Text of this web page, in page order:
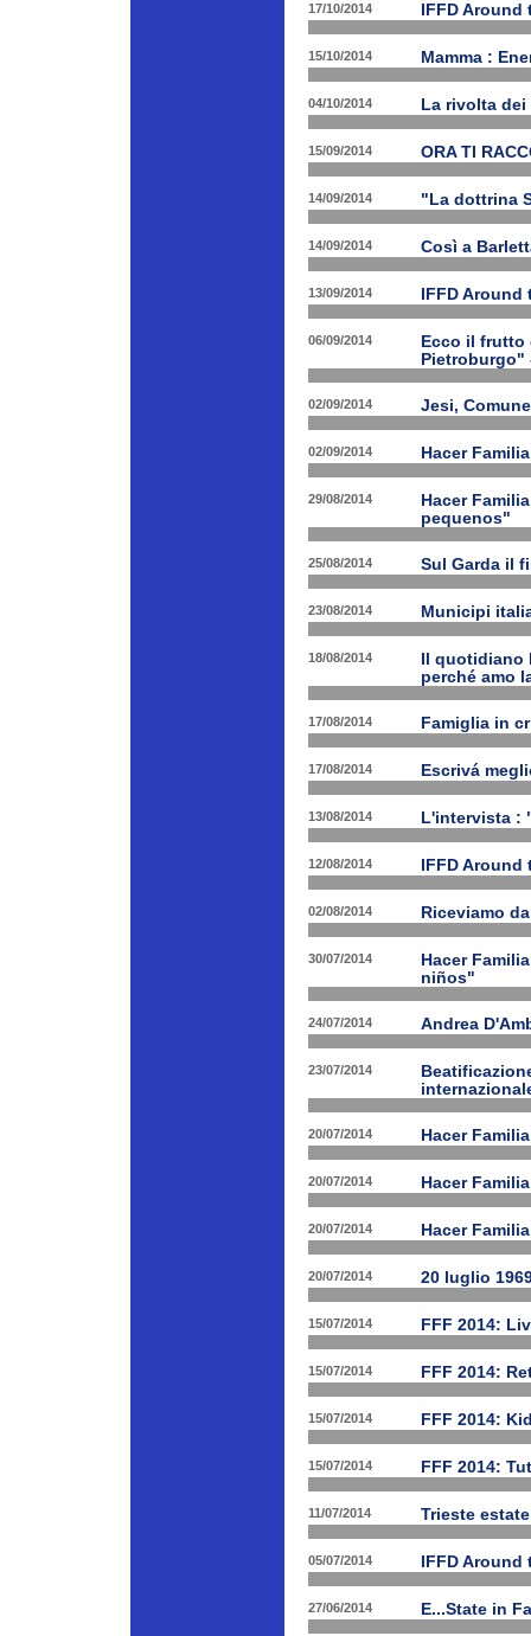
17/10/2014 IFFD
15/10/2014 Mamma :
04/10/2014 La rivolta
15/09/2014 ORA TI
14/09/2014 "La dottrina
14/09/2014 Così a
13/09/2014 IFFD
06/09/2014
Ecco il frutto
Pietroburgo"
02/09/2014 Jesi,
02/09/2014 Hacer
29/08/2014
Hacer
pequenos"
25/08/2014 Sul Garda il
23/08/2014 Municipi
18/08/2014
Il
perché amo
17/08/2014 Famiglia in
17/08/2014 Escrivá
13/08/2014 L'intervista :
12/08/2014 IFFD
02/08/2014 Riceviamo
30/07/2014
Hacer
niños"
24/07/2014 Andrea
23/07/2014
20/07/2014 Hacer
20/07/2014 Hacer
20/07/2014 Hacer
20/07/2014 20 luglio
15/07/2014 FFF 2014:
15/07/2014 FFF 2014:
15/07/2014 FFF 2014:
15/07/2014 FFF 2014:
11/07/2014 Trieste
05/07/2014 IFFD
27/06/2014 E...State in